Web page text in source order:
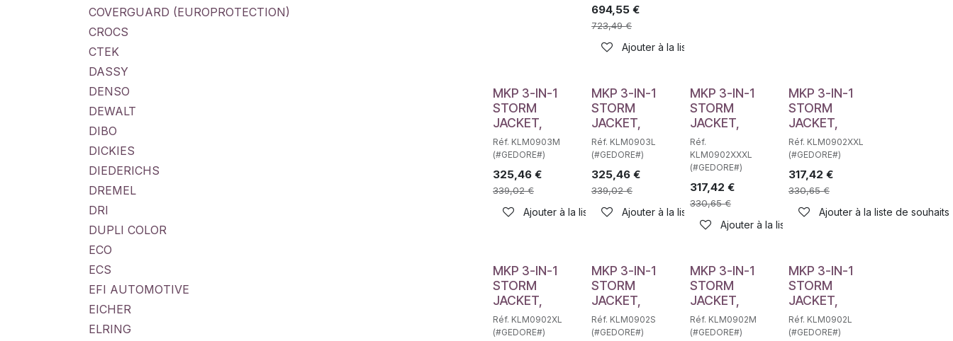
COVERGUARD (EUROPROTECTION)
CROCS
CTEK
DASSY
DENSO
DEWALT
DIBO
DICKIES
DIEDERICHS
DREMEL
DRI
DUPLI COLOR
ECO
ECS
EFI AUTOMOTIVE
EICHER
ELRING
694,55€
723,49€
Ajouter à la liste de souhaits
MKP 3-IN-1
STORM
JACKET,
Réf. KLM0903M
(#GEDORE#)
325,46 €
339,02€
Ajouter à la liste de souhaits
MKP 3-IN-1
STORM
JACKET,
Réf. KLM0903L
(#GEDORE#)
325,46€
339,02€
Ajouter à la liste de souhaits
MKP 3-IN-1
STORM
JACKET,
Réf.
KLM0902XXXL
(#GEDORE#)
317,42 €
330,65€
Ajouter à la liste de souhaits
MKP 3-IN-1
STORM
JACKET,
Réf. KLM0902XXL
(#GEDORE#)
317,42 €
330,65€
Ajouter à la liste de souhaits
MKP 3-IN-1
STORM
JACKET,
Réf. KLM0902XL
(#GEDORE#)
MKP 3-IN-1
STORM
JACKET,
Réf. KLM0902S
(#GEDORE#)
MKP 3-IN-1
STORM
JACKET,
Réf. KLM0902M
(#GEDORE#)
MKP 3-IN-1
STORM
JACKET,
Réf. KLM0902L
(#GEDORE#)